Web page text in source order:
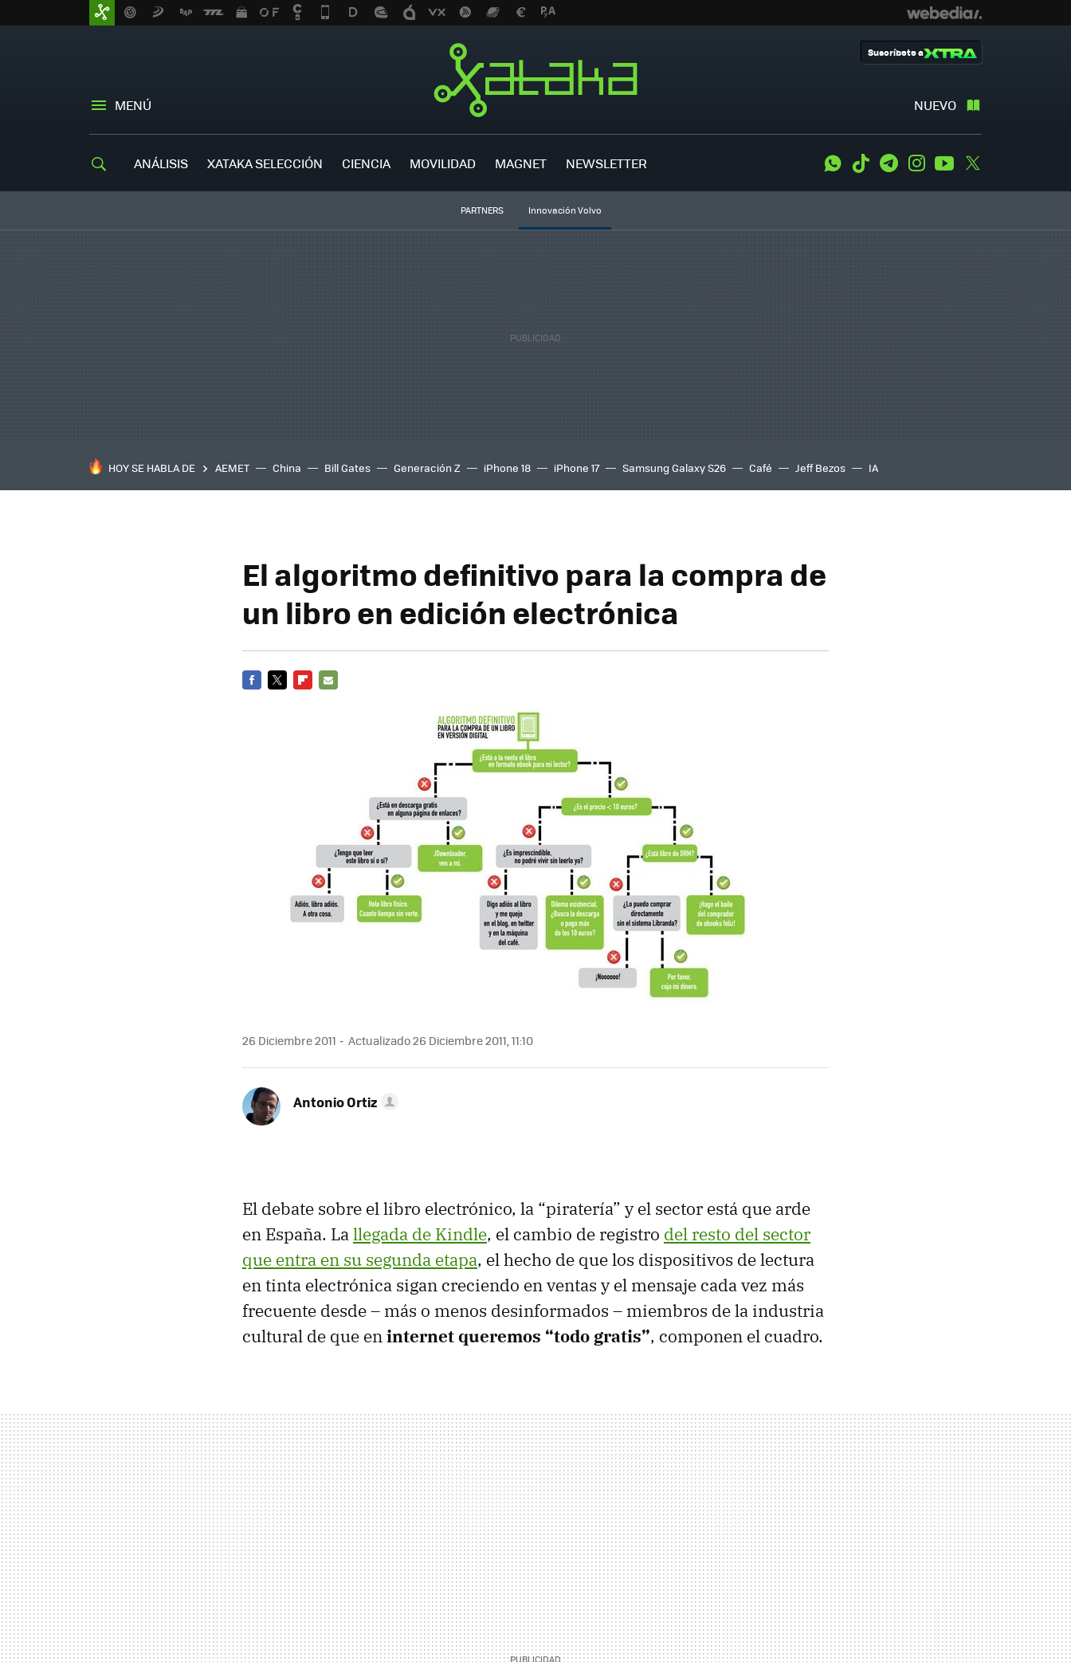
MENÚ NUEVO
Suscríbete a
ANÁLISIS XATAKA SELECCIÓN CIENCIA MOVILIDAD MAGNET NEWSLETTER WhatsApp
Tiktok TelegramInstagramYoutube
PARTNERS Innovación Volvo
HOY SE HABLA DE AEMET China Bill Gates Generación Z iPhone 18 iPhone 17 Samsung Galaxy S26 Café Jeff Bezos IA
El algoritmo definitivo para la compra de
un libro en edición electrónica
26 Diciembre 2011 Actualizado 26 Diciembre 2011, 11:10
Antonio Ortiz
El debate sobre el libro electrónico, la “piratería” y el sector está que arde
en España. Lallegada de Kindle, el cambio de registro del resto del sector
que entra en su segunda etapa, el hecho de que los dispositivos de lectura
en tinta electrónica sigan creciendo en ventas y el mensaje cada vez más
frecuente desde – más o menos desinformados – miembros de la industria
cultural de que eninternet queremos “todo gratis”, componen el cuadro.